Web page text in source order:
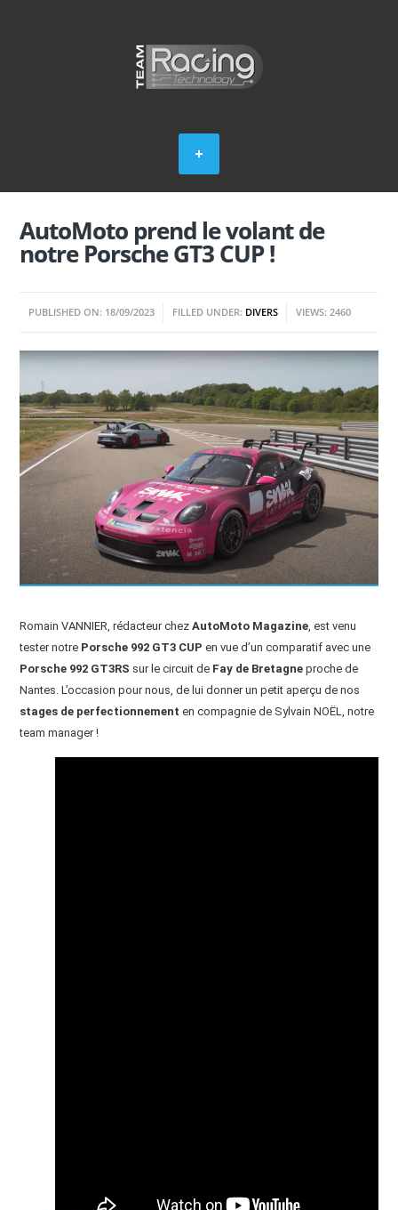
AutoMoto prend le volant de
notre Porsche GT3 CUP !
PUBLISHED ON: 18/09/2023 FILLED UNDER: DIVERS VIEWS: 2460
Romain VANNIER, rédacteur chezAutoMoto Magazine , est venu
tester notre Porsche 992 GT3 CUP en vue d’un comparatif avec une
Porsche 992 GT3RS sur le circuit de Fay de Bretagne proche de
Nantes. L’occasion pour nous, de lui donner un petit aperçu de nos
stages de perfectionnement en compagnie de Sylvain NOËL, notre
team manager !